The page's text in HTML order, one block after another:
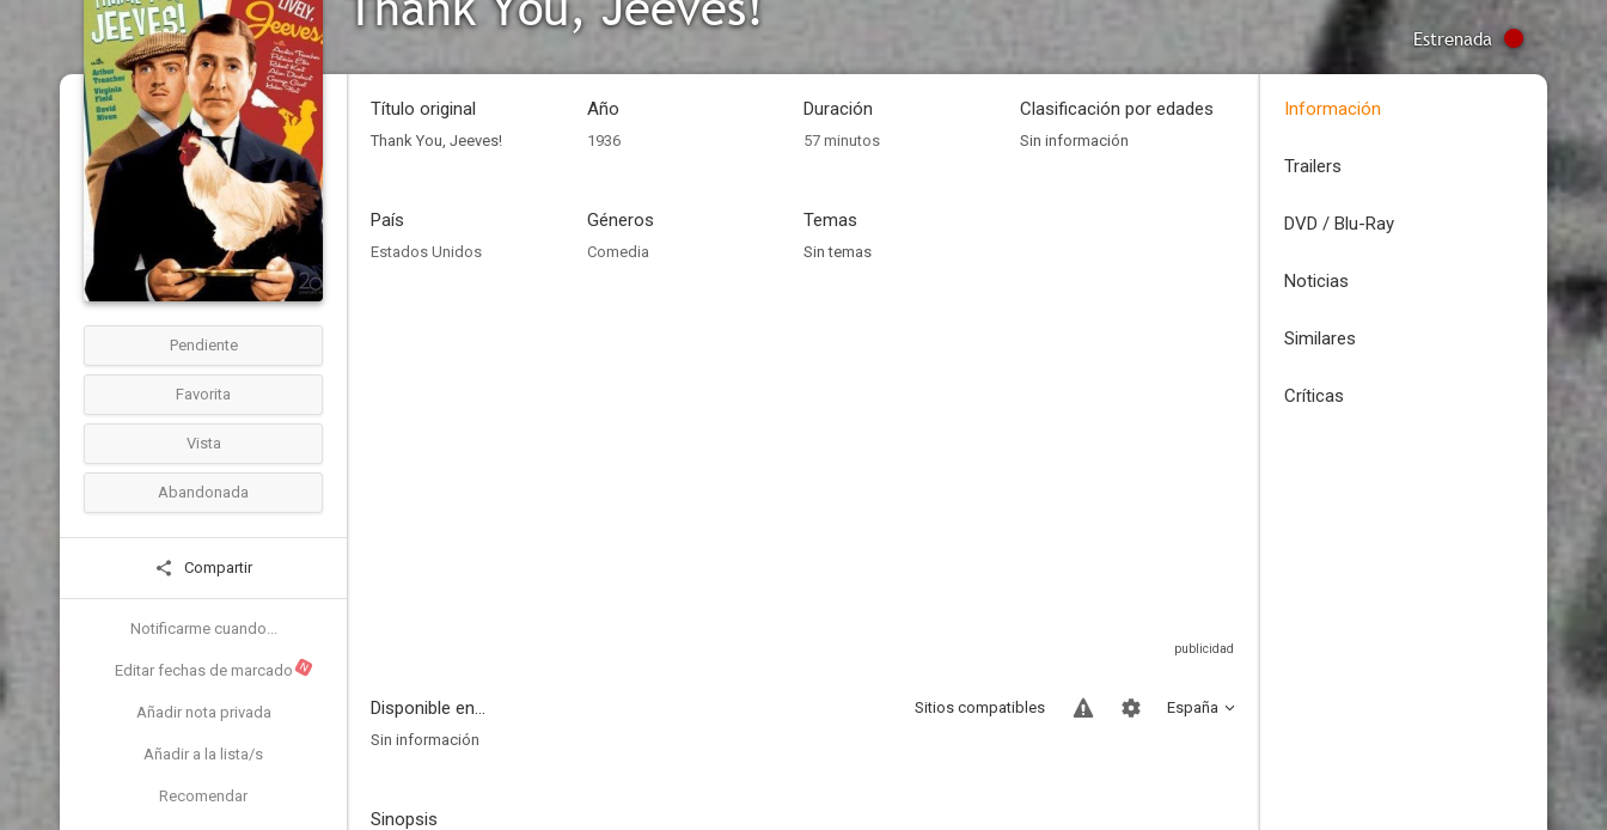
Estrenada
Pendiente
Favorita
Vista
Abandonada
Compartir
Notificarme cuando...
Editar fechas de marcado N
Añadir nota privada
Añadir a la lista/s
Recomendar
Título original
Thank You, Jeeves!
Año
1936
Duración
57 minutos
Clasificación por edades
Sin información
País
Estados Unidos
Géneros
Comedia
Temas
Sin temas
Disponible en... España
Sitios compatibles
Sin información
Sinopsis
Información
Trailers
DVD / Blu-Ray
Noticias
Similares
Críticas